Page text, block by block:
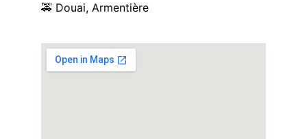
🚕 Douai, Armentière